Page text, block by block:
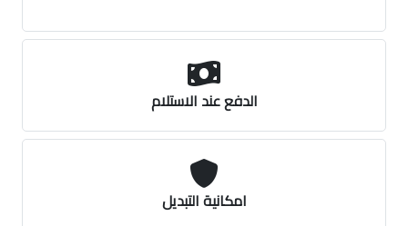
الدفع عند الاستلام
امكانية التبديل